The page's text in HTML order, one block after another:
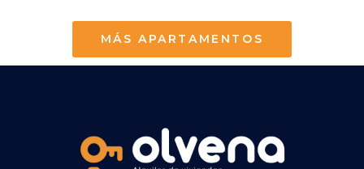
MÁS APARTAMENTOS